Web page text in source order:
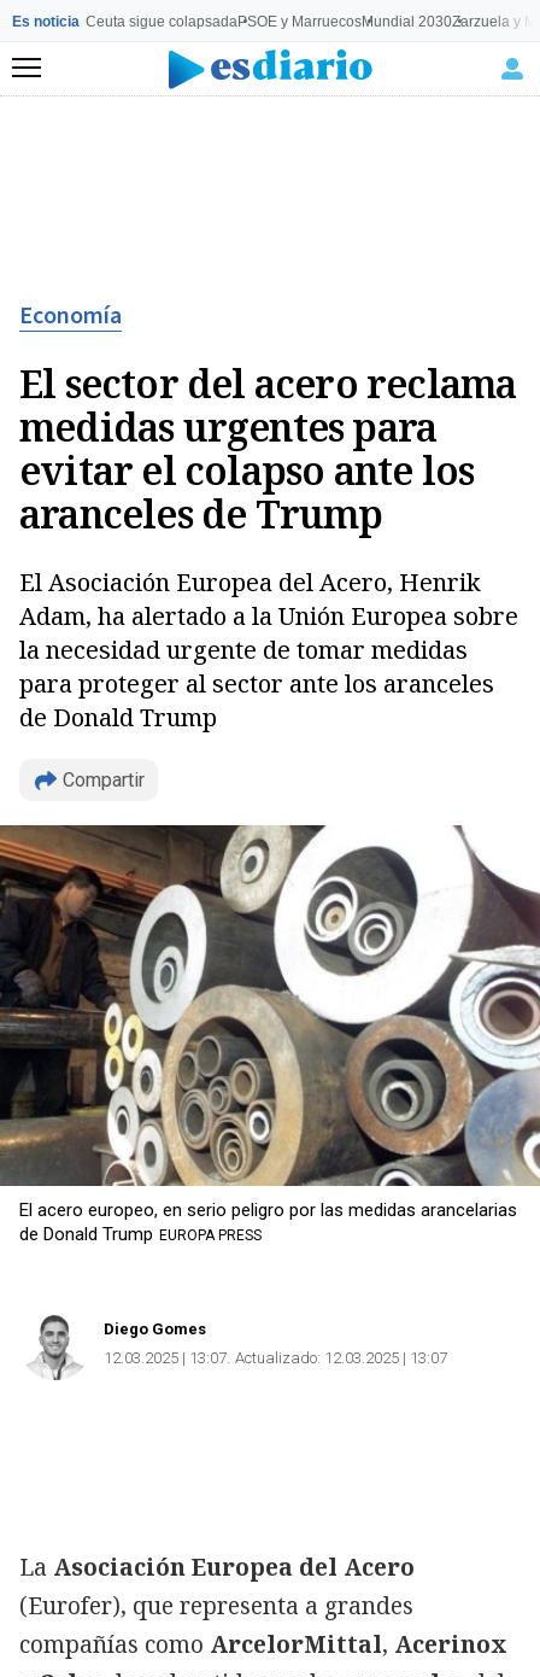
Es noticia Ceuta sigue colapsadaPSOE y MarruecosMundial 2030Zarzuela y
Menú
Economía
El sector del acero reclama
medidas urgentes para
evitar el colapso ante los
aranceles de Trump
El Asociación Europea del Acero, Henrik
Adam, ha alertado a la Unión Europea sobre
la necesidad urgente de tomar medidas
para proteger al sector ante los aranceles
de Donald Trump
Compartir
Copiar
El acero europeo, en serio peligro por las medidas arancelarias
de Donald Trump EUROPA PRESS
Diego Gomes
12.03.2025 | 13:07 Actualizado: 12.03.2025 | 13:07
La Asociación Europea del Acero
(Eurofer), que representa a grandes
compañías como ArcelorMittal, Acerinox